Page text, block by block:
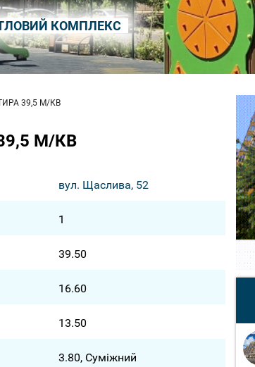
КОМПЛЕКС
39,5 М/КВ
М/КВ
вул. Щаслива, 52
1
39.50
16.60
13.50
3.80, Суміжний